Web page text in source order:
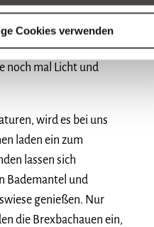
Cookies verwenden
noch
wunderbare Momente
Westerwald im bunten
noch mal Licht und
wird es bei uns
laden ein zum
lassen sich
Bademantel und
genießen. Nur
die Brexbachauen ein,